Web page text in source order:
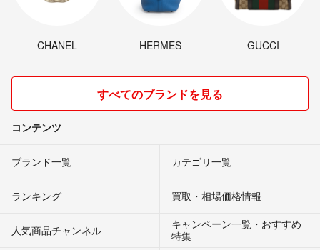
CHANEL HERMES GUCCI
すべてのブランドを見る
コンテンツ
ブランド一覧 カテゴリ一覧
ランキング 買取・相場価格情報
人気商品チャンネル
キャンペーン一覧・おすすめ
特集